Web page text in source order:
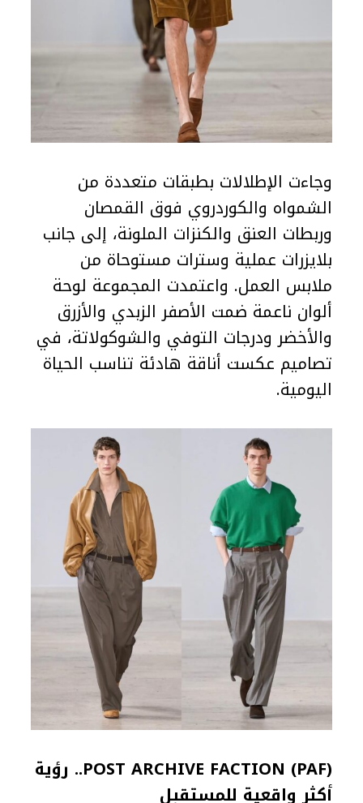
وجاءت الإطلالات بطبقات متعددة من
الشمواه والكوردروي فوق القمصان
وربطات العنق والكنزات الملونة، إلى جانب
بلايزرات عملية وسترات مستوحاة من
ملابس العمل. واعتمدت المجموعة لوحة
ألوان ناعمة ضمت الأصفر الزبدي والأزرق
والأخضر ودرجات التوفي والشوكولاتة، في
تصاميم عكست أناقة هادئة تناسب الحياة
اليومية.
POST ARCHIVE FACTION (PAF).. رؤية
أكثر واقعية للمستقبل